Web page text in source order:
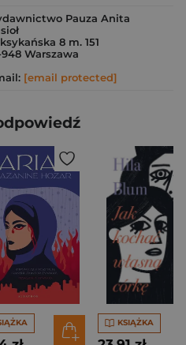
Pauza Anita
8 m. 151
Warszawa
[email protected]
KSIĄŻKA